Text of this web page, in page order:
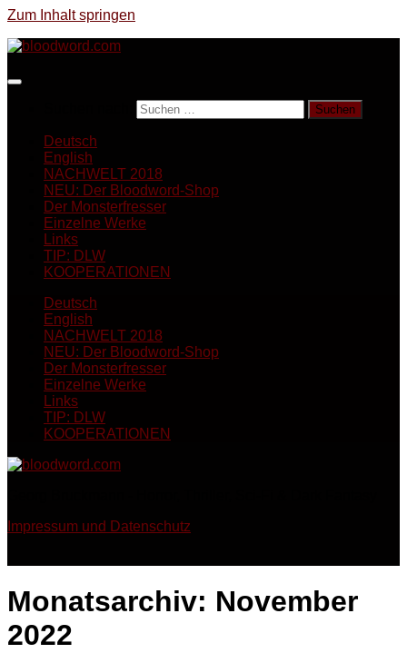
Zum Inhalt springen
Deutsch
English
NACHWELT 2018
NEU: Der Bloodword-Shop
Der Monsterfresser
Einzelne Werke
Links
TIP: DLW
KOOPERATIONEN
Deutsch
English
NACHWELT 2018
NEU: Der Bloodword-Shop
Der Monsterfresser
Einzelne Werke
Links
TIP: DLW
KOOPERATIONEN
Impressum und Datenschutz
Monatsarchiv: November
2022